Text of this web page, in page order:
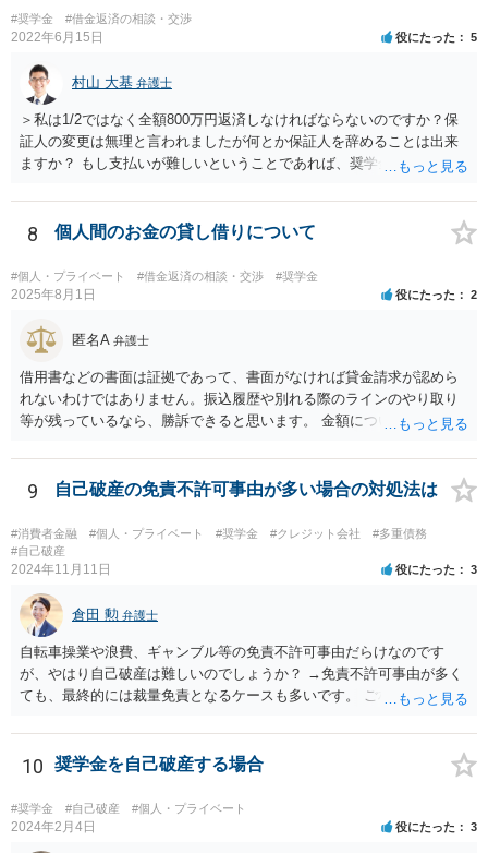
#奨学金 #借金返済の相談・交渉
2022年6月15日 役にたった 5
村山 大基 弁護士
＞私は1/2ではなく全額800万円返済しなければならないのですか？保
証人の変更は無理と言われましたが何とか保証人を辞めることは出来
ますか？ もし支払いが難しいということであれば、奨学金について相
あれば、今のうちから弁護士に相談に行き、今後の対応についてアド
バイスを受けた方が、 不安が軽減されるかもしれません。
8 個人間のお金の貸し借りについて
#個人・プライベート #借金返済の相談・交渉 #奨学金
2025年8月1日 役にたった 2
匿名A 弁護士
借用書などの書面は証拠であって、書面がなければ貸金請求が認めら
れないわけではありません。振込履歴や別れる際のラインのやり取り
等が残っているなら、勝訴できると思います。 金額については、相手
る）」と反論されてラインのやり取りを証拠で提出されると、300万円
の請求が認められない可能性はあると思います。
9 自己破産の免責不許可事由が多い場合の対処法は
#消費者金融 #個人・プライベート #奨学金 #クレジット会社
#多重債務
#自己破産
2024年11月11日 役にたった 3
倉田 勲 弁護士
自転車操業や浪費、ギャンブル等の免責不許可事由だらけなのです
が、やはり自己破産は難しいのでしょうか？ →免責不許可事由が多く
ても、最終的には裁量免責となるケースも多いです。 ご相談内容を拝
で、お近くの法律事務所などでご相談ください。
10 奨学金を自己破産する場合
#奨学金 #自己破産 #個人・プライベート
2024年2月4日 役にたった 3